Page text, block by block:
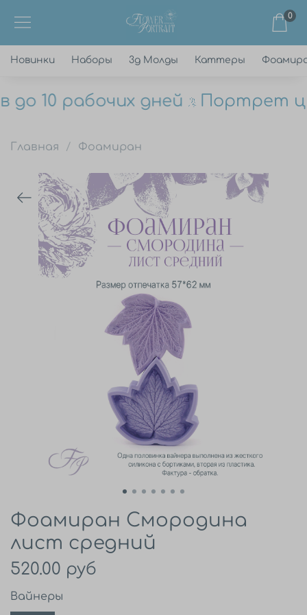
0
Новинки Наборы 3д Молды Каттеры
10 рабочих дней Портрет
Главная Фоамиран
Фоамиран Смородина
лист средний
520.00 руб
Вайнеры